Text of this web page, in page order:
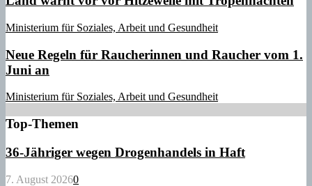
Ministerium für Soziales, Arbeit und Gesundheit
Neue Regeln für Raucherinnen und Raucher vom 1.
Juni an
Ministerium für Soziales, Arbeit und Gesundheit
Top-Themen
36-Jähriger wegen Drogenhandels in Haft
7. August 20260